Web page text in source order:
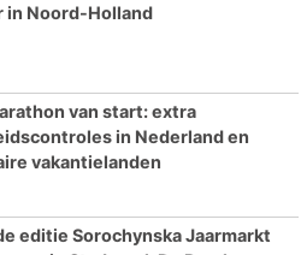
in Noord-Holland
van start: extra
in Nederland en
vakantielanden
editie Sorochynska Jaarmarkt